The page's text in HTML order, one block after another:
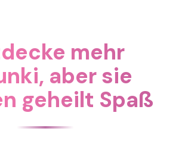
mehr
aber sie
geheilt Spaß